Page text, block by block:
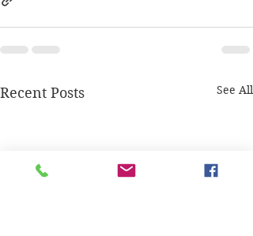
Recent Posts See All